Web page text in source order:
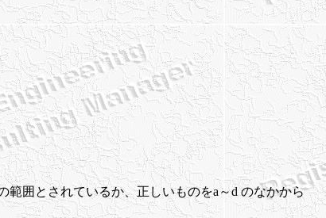
範囲とされているか、正しいものをa～d のなかから